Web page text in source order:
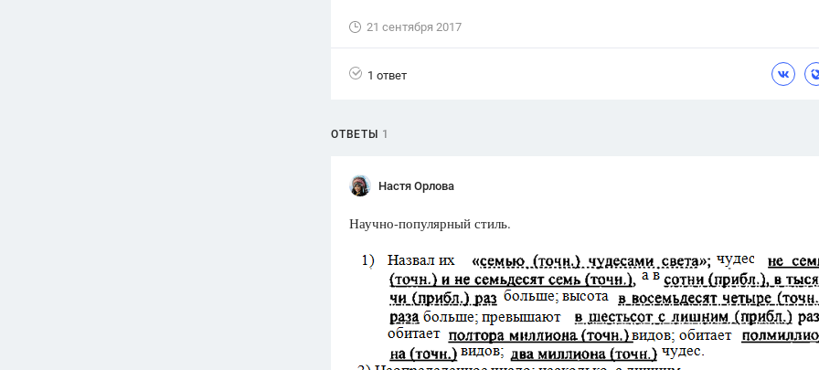
21 сентября 2017
1 ответ
ОТВЕТЫ 1
Настя Орлова
Научно-популярный стиль.